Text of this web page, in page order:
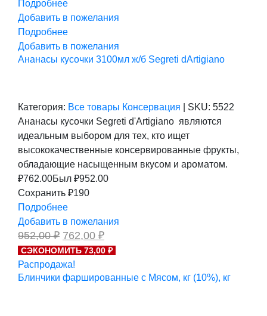
Подробнее
Добавить в пожелания
Подробнее
Добавить в пожелания
Ананасы кусочки 3100мл ж/б Segreti dArtigiano
Категория: Все товары Консервация SKU: 5522
Ананасы кусочки Segreti d'Artigiano являются
идеальным выбором для тех, кто ищет
высококачественные консервированные фрукты,
обладающие насыщенным вкусом и ароматом.
₽762.00Был ₽952.00
Сохранить ₽190
Подробнее
Добавить в пожелания
952,00₽ Первоначальная
цена
составляла
952,00 ₽.
762,00 ₽Текущая
цена:
762,00 ₽.
СЭКОНОМИТЬ 73,00 ₽
Распродажа!
Блинчики фаршированные с Мясом, кг (10%), кг